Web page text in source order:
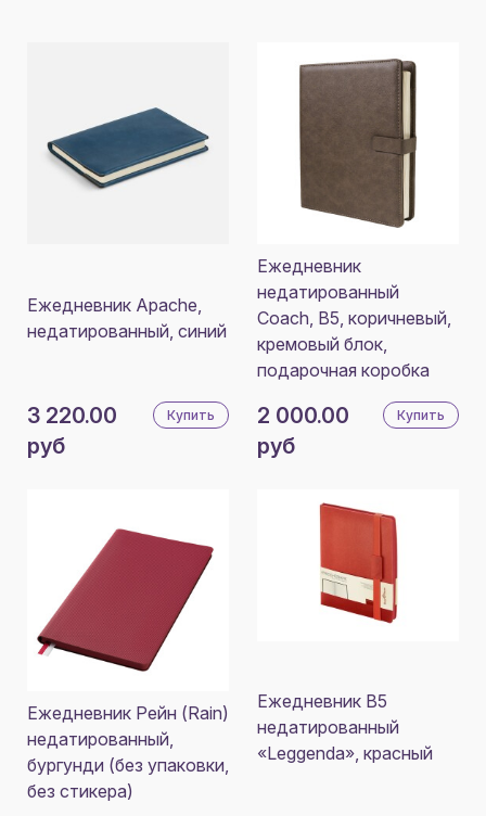
Ежедневник Apache,
недатированный, синий
3 220.00
руб
Купить
Ежедневник
недатированный
Coach, B5, коричневый,
кремовый блок,
подарочная коробка
2 000.00
руб
Купить
Ежедневник Рейн (Rain)
недатированный,
бургунди (без упаковки,
без стикера)
Ежедневник В5
недатированный
«Leggenda», красный